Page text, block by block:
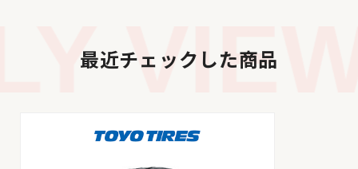
最近チェックした商品